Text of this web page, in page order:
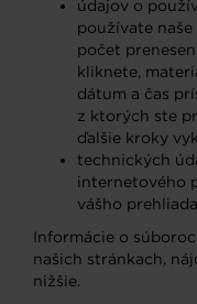
údajov o
používate
počet
kliknete,
dátum a čas
z ktorých ste
ďalšie kroky
technických
internetového
vášho
Informácie o
našich stránkach,
nižšie.